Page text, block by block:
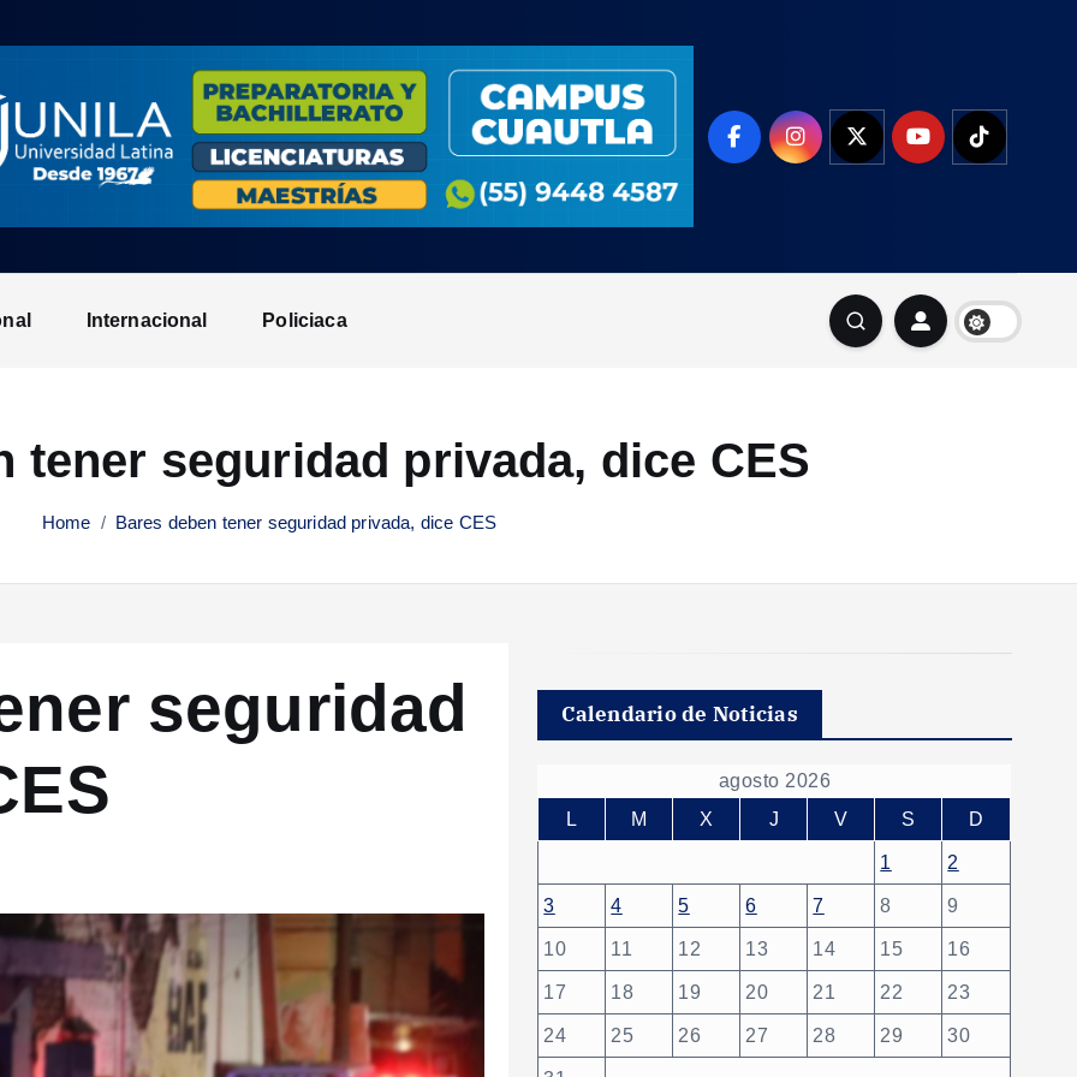
Internacional Policiaca
tener seguridad privada, dice CES
Home Bares deben tener seguridad privada, dice CES
seguridad
Calendario de Noticias
agosto 2026
L
M X J V S D
1 2
3 4 5 6 7 8 9
10 11 12 13 14 15 16
17 18 19 20 21 22 23
24 25 26 27 28 29 30